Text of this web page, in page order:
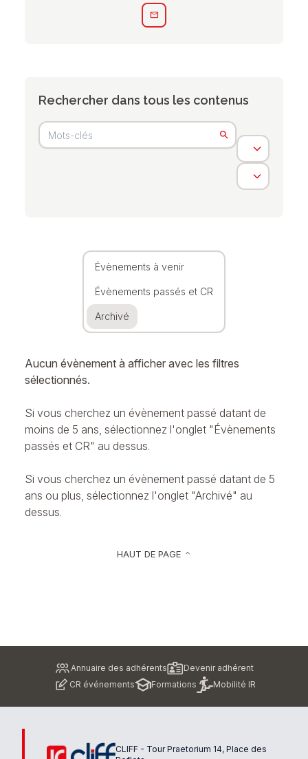
mail
Rechercher dans tous les contenus
Évènements à venir
Évènements passés et CR
Archivé
Aucun évènement à afficher avec les filtres
sélectionnés.
Si vous cherchez un évènement passé datant de
moins de 5 ans, sélectionnez l'onglet "Évènements
passés et CR" au dessus.
Si vous cherchez un évènement passé datant de 5
ans ou plus, sélectionnez l'onglet "Archivé" au
dessus.
HAUT DE PAGE keyboard_arrow_up
Annuaire des adhérents
Devenir adhérent
CR événements
Formations Mobilité IR
CLIFF - Tour Praetorium 14, Place des